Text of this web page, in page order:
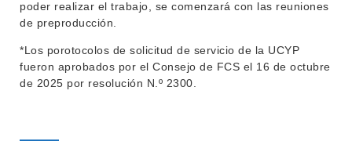
poder realizar el trabajo, se comenzará con las reuniones
de preproducción.
*Los porotocolos de solicitud de servicio de la UCYP
fueron aprobados por el Consejo de FCS el 16 de octubre
de 2025 por resolución N.º 2300.